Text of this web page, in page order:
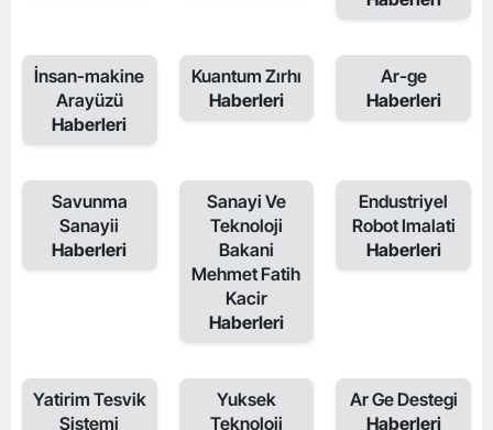
İnsan-makine
Arayüzü
Haberleri
Kuantum Zırhı
Haberleri
Ar-ge
Haberleri
Savunma
Sanayii
Haberleri
Sanayi Ve
Teknoloji
Bakani
Mehmet Fatih
Kacir
Haberleri
Endustriyel
Robot Imalati
Haberleri
Yatirim Tesvik
Sistemi
Yuksek
Teknoloji
Ar Ge Destegi
Haberleri